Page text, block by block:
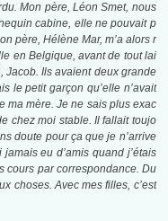
Mon père, Léon Smet, nous
cabine, elle ne pouvait p
père, Hélène Mar, m’a alors r
en Belgique, avant de tout lai
Jacob. Ils avaient deux grande
le petit garçon qu’elle n’avait
ma mère. Je ne sais plus exac
chez moi stable. Il fallait toujo
doute pour ça que je n’arrive
eu d’amis quand j’étais
cours par correspondance. Du
choses. Avec mes filles, c’est